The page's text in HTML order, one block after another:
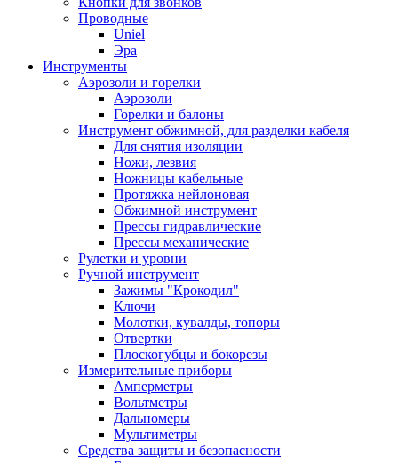
Проводные
Uniel
Эра
Инструменты
Аэрозоли и горелки
Аэрозоли
Горелки и балоны
Инструмент обжимной, для разделки кабеля
Для снятия изоляции
Ножи, лезвия
Ножницы кабельные
Протяжка нейлоновая
Обжимной инструмент
Прессы гидравлические
Прессы механические
Рулетки и уровни
Ручной инструмент
Зажимы "Крокодил"
Ключи
Молотки, кувалды, топоры
Отвертки
Плоскогубцы и бокорезы
Измерительные приборы
Амперметры
Вольтметры
Дальномеры
Мультиметры
Средства защиты и безопасности